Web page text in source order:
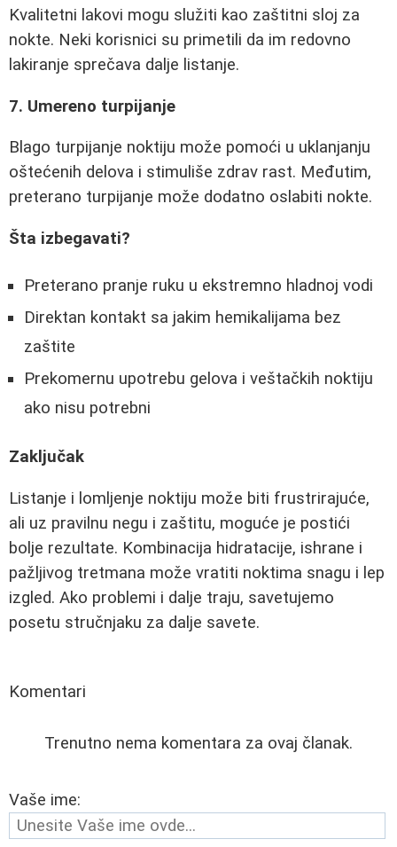
Kvalitetni lakovi mogu služiti kao zaštitni sloj za
nokte. Neki korisnici su primetili da im redovno
lakiranje sprečava dalje listanje.
7. Umereno turpijanje
Blago turpijanje noktiju može pomoći u uklanjanju
oštećenih delova i stimuliše zdrav rast. Međutim,
preterano turpijanje može dodatno oslabiti nokte.
Šta izbegavati?
Preterano pranje ruku u ekstremno hladnoj vodi
Direktan kontakt sa jakim hemikalijama bez
zaštite
Prekomernu upotrebu gelova i veštačkih noktiju
ako nisu potrebni
Zaključak
Listanje i lomljenje noktiju može biti frustrirajuće,
ali uz pravilnu negu i zaštitu, moguće je postići
bolje rezultate. Kombinacija hidratacije, ishrane i
pažljivog tretmana može vratiti noktima snagu i lep
izgled. Ako problemi i dalje traju, savetujemo
posetu stručnjaku za dalje savete.
Komentari
Trenutno nema komentara za ovaj članak.
Vaše ime: